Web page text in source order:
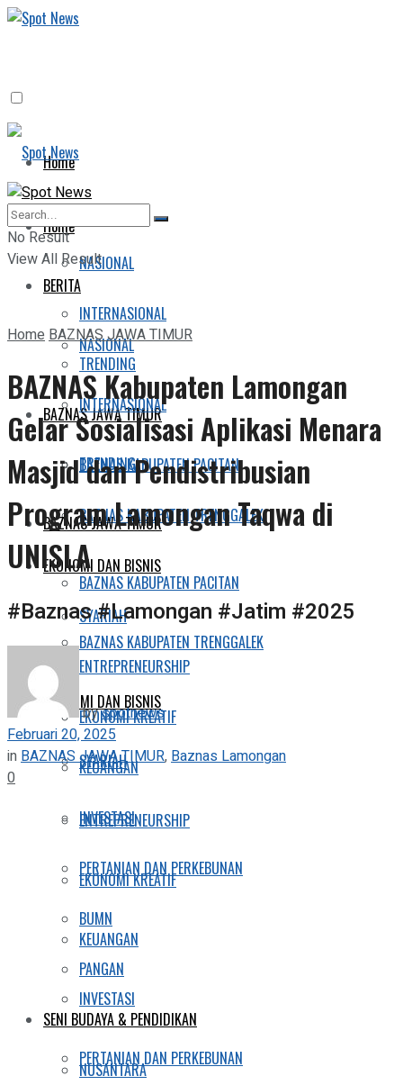
Home
BERITA
NASIONAL
INTERNASIONAL
TRENDING
BAZNAS JAWA TIMUR
BAZNAS KABUPATEN PACITAN
BAZNAS KABUPATEN TRENGGALEK
EKONOMI DAN BISNIS
SYARIAH
ENTREPRENEURSHIP
EKONOMI KREATIF
KEUANGAN
INVESTASI
PERTANIAN DAN PERKEBUNAN
BUMN
PANGAN
SENI BUDAYA & PENDIDIKAN
NUSANTARA
Home
BERITA
NASIONAL
INTERNASIONAL
TRENDING
BAZNAS JAWA TIMUR
BAZNAS KABUPATEN PACITAN
BAZNAS KABUPATEN TRENGGALEK
EKONOMI DAN BISNIS
SYARIAH
ENTREPRENEURSHIP
EKONOMI KREATIF
KEUANGAN
INVESTASI
PERTANIAN DAN PERKEBUNAN
No Result
View All Result
HomeBAZNAS JAWA TIMUR
BAZNAS Kabupaten Lamongan
Gelar Sosialisasi Aplikasi Menara
Masjid dan Pendistribusian
Program Lamongan Taqwa di
UNISLA
#Baznas #Lamongan #Jatim #2025
byspotnews
Februari 20, 2025
in BAZNAS JAWA TIMUR, Baznas Lamongan
0